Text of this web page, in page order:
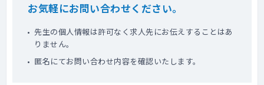
お気軽にお問い合わせください。
先生の個人情報は許可なく求人先にお伝えすることはあ
りません。
匿名にてお問い合わせ内容を確認いたします。